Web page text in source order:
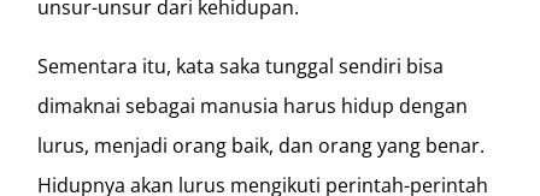
unsur-unsur dari kehidupan.
Sementara itu, kata saka tunggal sendiri bisa
dimaknai sebagai manusia harus hidup dengan
lurus, menjadi orang baik, dan orang yang benar.
Hidupnya akan lurus mengikuti perintah-perintah